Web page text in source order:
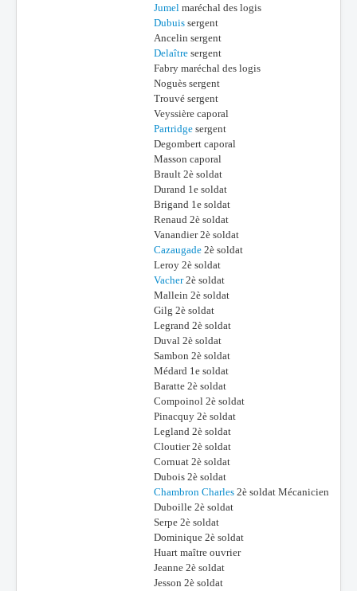
Jumel maréchal des logis
Dubuis sergent
Ancelin sergent
Delaître sergent
Fabry maréchal des logis
Noguès sergent
Trouvé sergent
Veyssière caporal
Partridge sergent
Degombert caporal
Masson caporal
Brault 2è soldat
Durand 1e soldat
Brigand 1e soldat
Renaud 2è soldat
Vanandier 2è soldat
Cazaugade 2è soldat
Leroy 2è soldat
Vacher2è soldat
Mallein 2è soldat
Gilg 2è soldat
Legrand 2è soldat
Duval 2è soldat
Sambon 2è soldat
Médard 1e soldat
Baratte 2è soldat
Compoinol 2è soldat
Pinacquy 2è soldat
Legland 2è soldat
Cloutier 2è soldat
Cornuat 2è soldat
Dubois 2è soldat
Chambron Charles 2è soldat Mécanicien
Duboille 2è soldat
Serpe 2è soldat
Dominique 2è soldat
Huart maître ouvrier
Jeanne 2è soldat
Jesson 2è soldat